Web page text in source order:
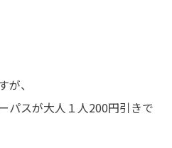
が、
パスが大人１人200円引きで